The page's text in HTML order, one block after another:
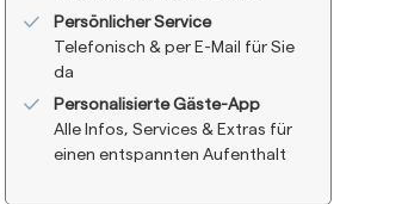
Persönlicher Service
Telefonisch & per E-Mail für Sie
da
Personalisierte Gäste-App
Alle Infos, Services & Extras für
einen entspannten Aufenthalt